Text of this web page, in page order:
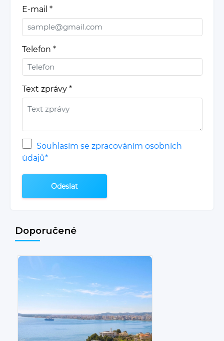
E-mail *
Telefon *
Text zprávy *
Souhlasím se zpracováním osobních
údajů*
Odeslat
Doporučené